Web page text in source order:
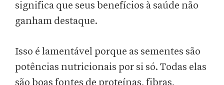
significa que seus benefícios à saúde não
ganham destaque.
Isso é lamentável porque as sementes são
potências nutricionais por si só. Todas elas
são boas fontes de proteínas, fibras,